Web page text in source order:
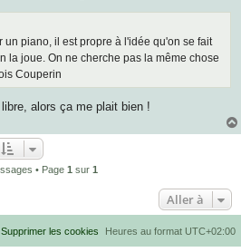
un piano, il est propre à l'idée qu'on se fait
la joue. On ne cherche pas la même chose
Couperin
alors ça me plait bien !
• Page 1 sur 1
Aller à
Heures au format UTC+02:00
Supprimer les cookies